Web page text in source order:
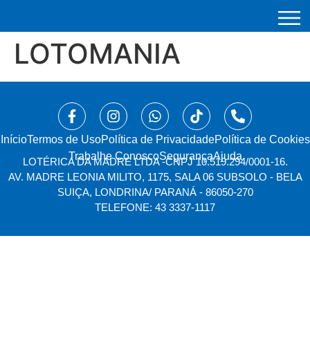
LOTOMANIA
Início⁠Termos de UsoPolítica de PrivacidadePolítica de Cookies
Trabalhe ConoscoSegurançaAjuda
LOTÉRICA DA MADRE LTDA -CNPJ 10.519.294/0001-16.
AV. MADRE LEONIA MILITO, 1175, SALA 06 SUBSOLO - BELA
SUIÇA, LONDRINA/ PARANÁ - 86050-270
TELEFONE: 43 3337-1117